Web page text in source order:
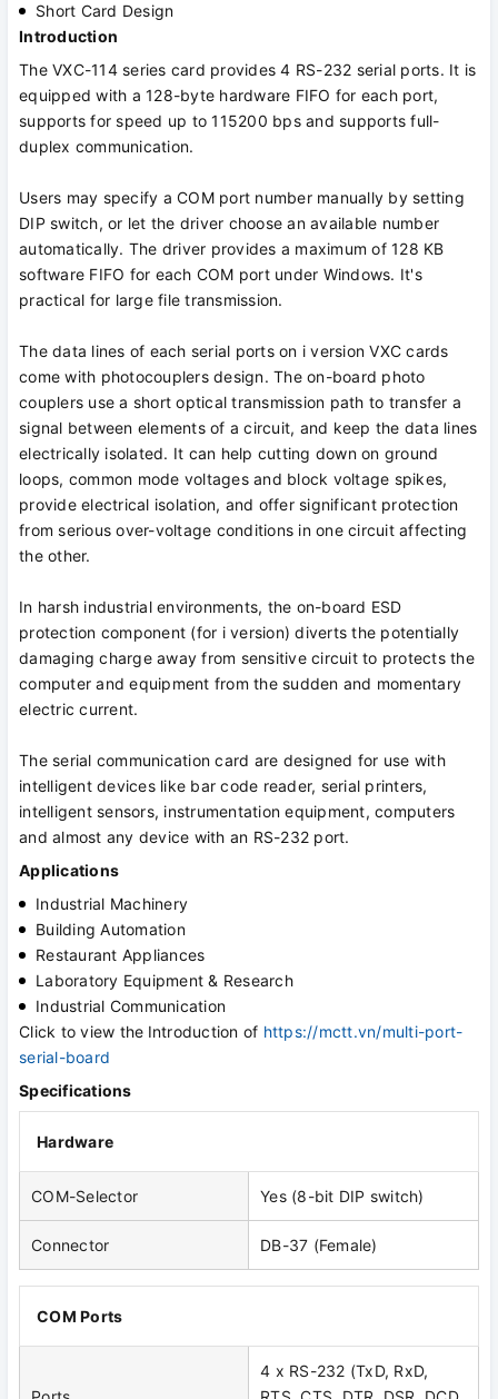
Short Card Design
Introduction
The VXC-114 series card provides 4 RS-232 serial ports. It is
equipped with a 128-byte hardware FIFO for each port,
supports for speed up to 115200 bps and supports full-
duplex communication.
Users may specify a COM port number manually by setting
DIP switch, or let the driver choose an available number
automatically. The driver provides a maximum of 128 KB
software FIFO for each COM port under Windows. It's
practical for large file transmission.
The data lines of each serial ports on i version VXC cards
come with photocouplers design. The on-board photo
couplers use a short optical transmission path to transfer a
signal between elements of a circuit, and keep the data lines
electrically isolated. It can help cutting down on ground
loops, common mode voltages and block voltage spikes,
provide electrical isolation, and offer significant protection
from serious over-voltage conditions in one circuit affecting
the other.
In harsh industrial environments, the on-board ESD
protection component (for i version) diverts the potentially
damaging charge away from sensitive circuit to protects the
computer and equipment from the sudden and momentary
electric current.
The serial communication card are designed for use with
intelligent devices like bar code reader, serial printers,
intelligent sensors, instrumentation equipment, computers
and almost any device with an RS-232 port.
Applications
Industrial Machinery
Building Automation
Restaurant Appliances
Laboratory Equipment & Research
Industrial Communication
Click to view the Introduction of https://mctt.vn/multi-port-
serial-board
Specifications
Hardware
COM-Selector Yes (8-bit DIP switch)
Connector DB-37 (Female)
COM Ports
4 x RS-232 (TxD, RxD,